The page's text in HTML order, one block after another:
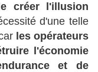
créer l'illusion
d'une telle
les opérateurs
l'économie
et de